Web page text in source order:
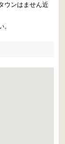
ウンはません近